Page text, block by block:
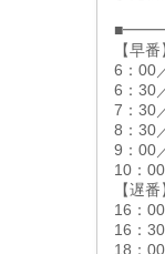
■━━━
【早番
6：00
6：30
7：30
8：30
9：00
10：
【遅番
16：
16：
18：